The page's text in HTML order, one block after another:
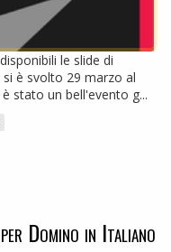
le slide di
è svolto 29 marzo al
stato un bell'evento g...
Domino in Italiano